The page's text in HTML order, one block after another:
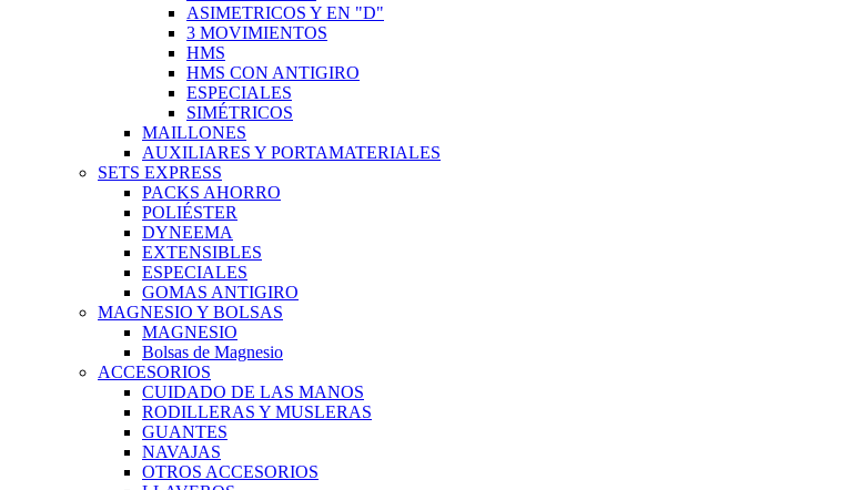
ASIMETRICOS Y EN "D"
3 MOVIMIENTOS
HMS
HMS CON ANTIGIRO
ESPECIALES
SIMÉTRICOS
MAILLONES
AUXILIARES Y PORTAMATERIALES
SETS EXPRESS
PACKS AHORRO
POLIÉSTER
DYNEEMA
EXTENSIBLES
ESPECIALES
GOMAS ANTIGIRO
MAGNESIO Y BOLSAS
MAGNESIO
Bolsas de Magnesio
ACCESORIOS
CUIDADO DE LAS MANOS
RODILLERAS Y MUSLERAS
GUANTES
NAVAJAS
OTROS ACCESORIOS